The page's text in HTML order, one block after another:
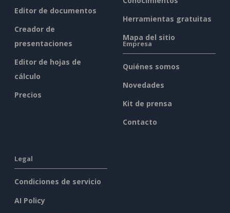
Editor de documentos
Creador de
presentaciones
Editor de hojas de
cálculo
Precios
Herramientas gratuitas
Mapa del sitio
Empresa
Quiénes somos
Novedades
Kit de prensa
Contacto
Legal
Condiciones de servicio
AI Policy